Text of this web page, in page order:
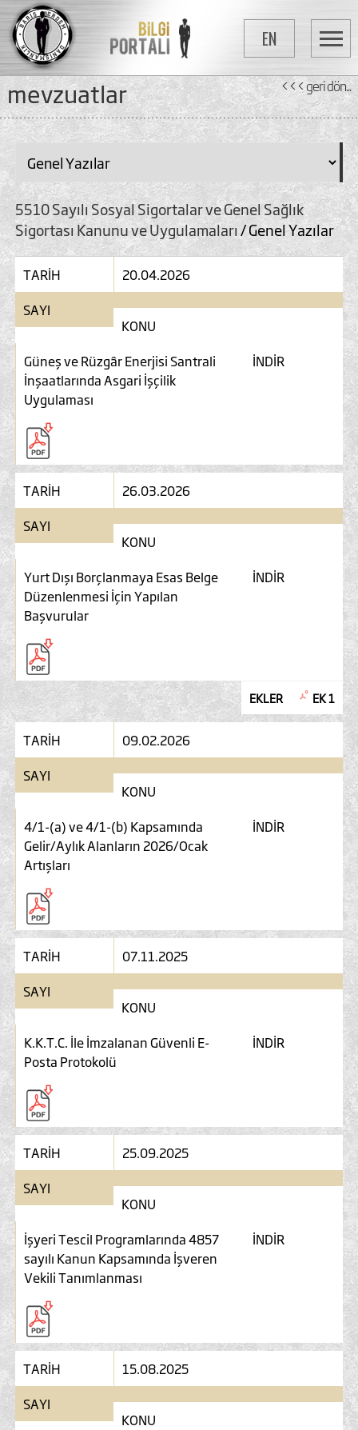
EN
mevzuatlar <<< geri dön...
5510 Sayılı Sosyal Sigortalar ve Genel Sağlık
Sigortası Kanunu ve Uygulamaları/ Genel Yazılar
TARİH
20.04.2026
SAYI
KONU
Güneş ve Rüzgâr Enerjisi Santrali
İnşaatlarında Asgari İşçilik
Uygulaması
İNDİR
TARİH
26.03.2026
SAYI
KONU
Yurt Dışı Borçlanmaya Esas Belge
Düzenlenmesi İçin Yapılan
Başvurular
İNDİR
EKLER EK 1
TARİH
09.02.2026
SAYI
KONU
4/1-(a) ve 4/1-(b) Kapsamında
Gelir/Aylık Alanların 2026/Ocak
Artışları
İNDİR
TARİH
07.11.2025
SAYI
KONU
K.K.T.C. İle İmzalanan Güvenli E-
Posta Protokolü
İNDİR
TARİH
25.09.2025
SAYI
KONU
İşyeri Tescil Programlarında 4857
sayılı Kanun Kapsamında İşveren
Vekili Tanımlanması
İNDİR
TARİH
15.08.2025
SAYI
KONU